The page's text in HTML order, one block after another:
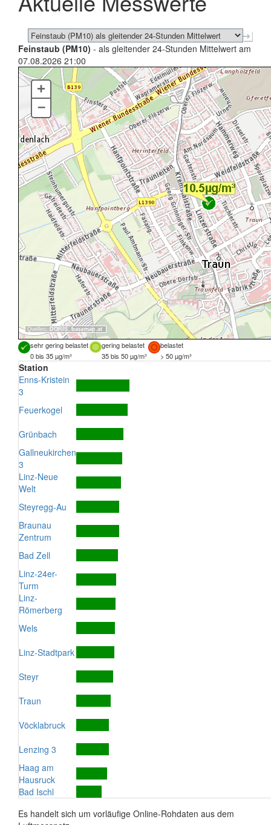
Feinstaub (PM10) - als gleitender 24-Stunden Mittelwert am
07.08.2026 21:00
Quellen: DORIS, basemap.at
+
–
sehr gering belastet gering belastet
belastet
0 bis 35 µg/m³
35 bis 50 µg/m³ > 50 µg/m³
Station
Enns-Kristein
3
Feuerkogel
Grünbach
Gallneukirchen
3
Linz-Neue
Welt
Steyregg-Au
Braunau
Zentrum
Bad Zell
Linz-24er-
Turm
Linz-
Römerberg
Wels
Linz-Stadtpark
Steyr
Traun
Vöcklabruck
Lenzing 3
Haag am
Hausruck
Bad Ischl
Es handelt sich um vorläufige Online-Rohdaten aus dem